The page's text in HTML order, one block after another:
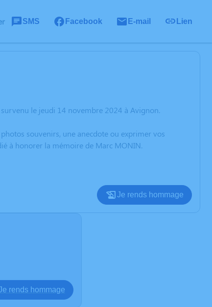
SMS Facebook E-mail Lien
le jeudi 14 novembre 2024 à Avignon.
souvenirs, une anecdote ou exprimer vos
à honorer la mémoire de Marc MONIN.
Je rends hommage
rends hommage